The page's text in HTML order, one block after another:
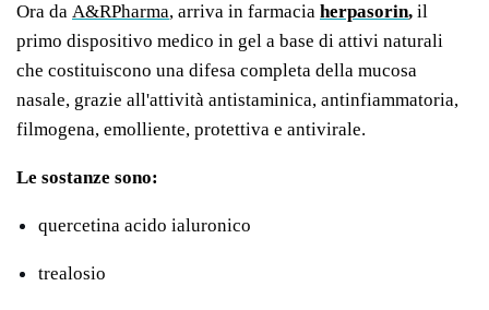
Ora da A&RPharma, arriva in farmacia herpasorin, il
primo dispositivo medico in gel a base di attivi naturali
che costituiscono una difesa completa della mucosa
nasale, grazie all'attività antistaminica, antinfiammatoria,
filmogena, emolliente, protettiva e antivirale.
Le sostanze sono:
quercetina acido ialuronico
trealosio